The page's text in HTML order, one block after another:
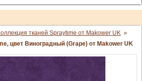
тканей Spraytime от Makower UK »
цвет Виноградный (Grape) от Makower UK